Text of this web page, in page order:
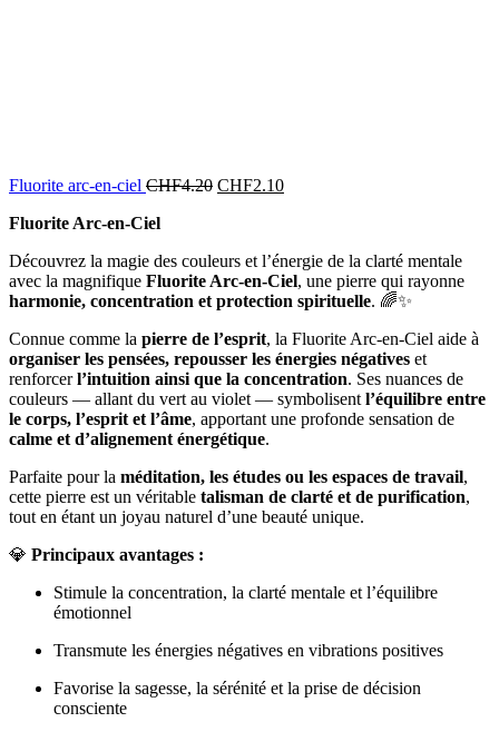
Fluorite arc-en-ciel CHF4.20 CHF2.10
Fluorite Arc-en-Ciel
Découvrez la magie des couleurs et l’énergie de la clarté mentale
avec la magnifique Fluorite Arc-en-Ciel, une pierre qui rayonne
harmonie, concentration et protection spirituelle. 🌈✨
Connue comme la pierre de l’esprit, la Fluorite Arc-en-Ciel aide à
organiser les pensées, repousser les énergies négatives et
renforcerl’intuition ainsi que la concentration. Ses nuances de
couleurs — allant du vert au violet — symbolisentl’équilibre entre
le corps, l’esprit et l’âme, apportant une profonde sensation de
calme et d’alignement énergétique.
Parfaite pour la méditation, les études ou les espaces de travail,
cette pierre est un véritable talisman de clarté et de purification,
tout en étant un joyau naturel d’une beauté unique.
💎 Principaux avantages :
Stimule la concentration, la clarté mentale et l’équilibre
émotionnel
Transmute les énergies négatives en vibrations positives
Favorise la sagesse, la sérénité et la prise de décision
consciente